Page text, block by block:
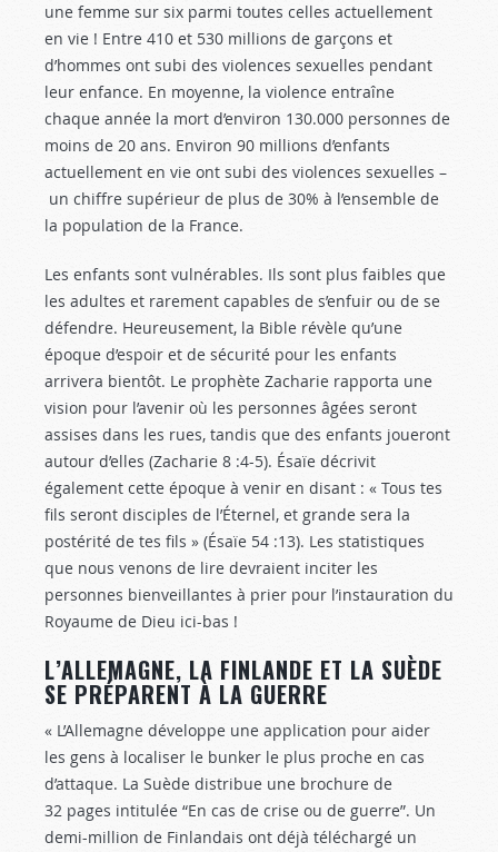
une femme sur six parmi toutes celles actuellement
en vie ! Entre 410 et 530 millions de garçons et
d’hommes ont subi des violences sexuelles pendant
leur enfance. En moyenne, la violence entraîne
chaque année la mort d’environ 130.000 personnes de
moins de 20 ans. Environ 90 millions d’enfants
actuellement en vie ont subi des violences sexuelles –
un chiffre supérieur de plus de 30% à l’ensemble de
la population de la France.
Les enfants sont vulnérables. Ils sont plus faibles que
les adultes et rarement capables de s’enfuir ou de se
défendre. Heureusement, la Bible révèle qu’une
époque d’espoir et de sécurité pour les enfants
arrivera bientôt. Le prophète Zacharie rapporta une
vision pour l’avenir où les personnes âgées seront
assises dans les rues, tandis que des enfants joueront
autour d’elles (Zacharie 8 :4-5). Ésaïe décrivit
également cette époque à venir en disant : « Tous tes
fils seront disciples de l’Éternel, et grande sera la
postérité de tes fils » (Ésaïe 54 :13). Les statistiques
que nous venons de lire devraient inciter les
personnes bienveillantes à prier pour l’instauration du
Royaume de Dieu ici-bas !
L’ALLEMAGNE, LA FINLANDE ET LA SUÈDE
SE PRÉPARENT À LA GUERRE
« L’Allemagne développe une application pour aider
les gens à localiser le bunker le plus proche en cas
d’attaque. La Suède distribue une brochure de
32 pages intitulée “En cas de crise ou de guerre”. Un
demi-million de Finlandais ont déjà téléchargé un